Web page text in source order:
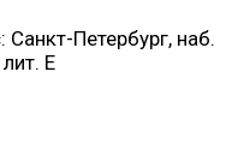
Петербург, наб.
Е